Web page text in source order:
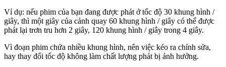
Ví dụ: nếu phim của bạn đang được phát ở tốc độ 30 khung hình /
giây, thì một giây của cảnh quay 60 khung hình / giây có thể được
phát lại trơn tru hơn 2 giây, 120 khung hình / giây trong 4 giây.
Vì đoạn phim chứa nhiều khung hình, nên việc kéo ra chỉnh sửa,
hay thay đổi tốc độ không làm chất lượng phát bị ảnh hưởng.